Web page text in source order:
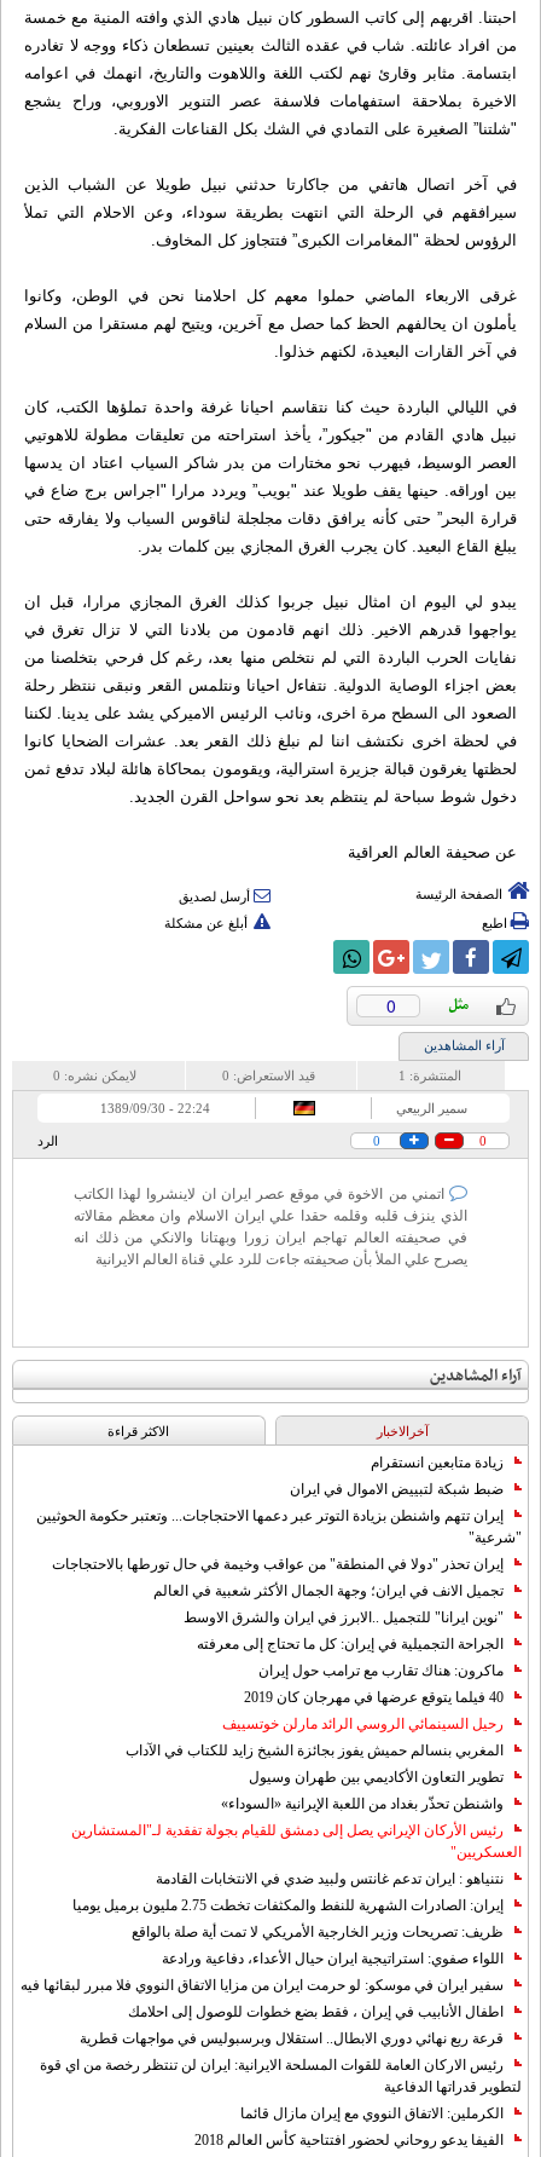
احبتنا. اقربهم إلى كاتب السطور كان نبيل هادي الذي وافته المنية مع خمسة
من افراد عائلته. شاب في عقده الثالث بعينين تسطعان ذكاء ووجه لا تغادره
ابتسامة. مثابر وقارئ نهم لكتب اللغة واللاهوت والتاريخ، انهمك في اعوامه
الاخيرة بملاحقة استفهامات فلاسفة عصر التنوير الاوروبي، وراح يشجع
"شلتنا” الصغيرة على التمادي في الشك بكل القناعات الفكرية.
في آخر اتصال هاتفي من جاكارتا حدثني نبيل طويلا عن الشباب الذين
سيرافقهم في الرحلة التي انتهت بطريقة سوداء، وعن الاحلام التي تملأ
الرؤوس لحظة "المغامرات الكبرى” فتتجاوز كل المخاوف.
غرقى الاربعاء الماضي حملوا معهم كل احلامنا نحن في الوطن، وكانوا
يأملون ان يحالفهم الحظ كما حصل مع آخرين، ويتيح لهم مستقرا من السلام
في آخر القارات البعيدة، لكنهم خذلوا.
في الليالي الباردة حيث كنا نتقاسم احيانا غرفة واحدة تملؤها الكتب، كان
نبيل هادي القادم من "جيكور”، يأخذ استراحته من تعليقات مطولة للاهوتيي
العصر الوسيط، فيهرب نحو مختارات من بدر شاكر السياب اعتاد ان يدسها
بين اوراقه. حينها يقف طويلا عند "بويب” ويردد مرارا "اجراس برج ضاع في
قرارة البحر” حتى كأنه يرافق دقات مجلجلة لناقوس السياب ولا يفارقه حتى
يبلغ القاع البعيد. كان يجرب الغرق المجازي بين كلمات بدر.
يبدو لي اليوم ان امثال نبيل جربوا كذلك الغرق المجازي مرارا، قبل ان
يواجهوا قدرهم الاخير. ذلك انهم قادمون من بلادنا التي لا تزال تغرق في
نفايات الحرب الباردة التي لم نتخلص منها بعد، رغم كل فرحي بتخلصنا من
بعض اجزاء الوصاية الدولية. نتفاءل احيانا ونتلمس القعر ونبقى ننتظر رحلة
الصعود الى السطح مرة اخرى، ونائب الرئيس الاميركي يشد على يدينا. لكننا
في لحظة اخرى نكتشف اننا لم نبلغ ذلك القعر بعد. عشرات الضحايا كانوا
لحظتها يغرقون قبالة جزيرة استرالية، ويقومون بمحاكاة هائلة لبلاد تدفع ثمن
دخول شوط سباحة لم ينتظم بعد نحو سواحل القرن الجديد.
عن صحيفة العالم العراقية
الصفحة الرئيسة
أرسل لصديق
اطبع
أبلغ عن مشكلة
0
آراء المشاهدين
المنتشرة: 1 قيد الاستعراض: 0 لايمكن نشره: 0
سمير الربيعي 22:24 - 1389/09/30
0
0 الرد
اتمني من الاخوة في موقع عصر ايران ان لاينشروا لهذا الكاتب
الذي ينزف قلبه وقلمه حقدا علي ايران الاسلام وان معظم مقالاته
في صحيفته العالم تهاجم ايران زورا وبهتانا والانكي من ذلك انه
يصرح علي الملأ بأن صحيفته جاءت للرد علي قناة العالم الايرانية
آراء المشاهدين
آخرالاخبار الاکثر قراءة
زيادة متابعين انستقرام
ضبط شبكة لتبييض الاموال في ايران
إيران تتهم واشنطن بزيادة التوتر عبر دعمها الاحتجاجات... وتعتبر حكومة الحوثيين
"شرعية"
إيران تحذر "دولا في المنطقة" من عواقب وخيمة في حال تورطها بالاحتجاجات
تجميل الانف في ايران؛ وجهة الجمال الأكثر شعبية في العالم
"نوين ايرانا" للتجميل ..الابرز في ايران والشرق الاوسط
الجراحة التجميلية في إيران: كل ما تحتاج إلى معرفته
ماكرون: هناك تقارب مع ترامب حول إيران
40 فيلما يتوقع عرضها في مهرجان كان 2019
رحيل السينمائي الروسي الرائد مارلن خوتسييف
المغربي بنسالم حميش يفوز بجائزة الشيخ زايد للكتاب في الآداب
تطوير التعاون الأكاديمي بين طهران وسيول
واشنطن تحذّر بغداد من اللعبة الإيرانية «السوداء»
رئيس الأركان الإيراني يصل إلى دمشق للقيام بجولة تفقدية لـ"المستشارين
العسكريين"
نتنياهو : ايران تدعم غانتس ولبيد ضدي في الانتخابات القادمة
إيران: الصادرات الشهریة للنفط والمكثفات تخطت 2.75 مليون برميل يوميا
ظريف: تصريحات وزير الخارجية الأمريكي لا تمت أية صلة بالواقع
اللواء صفوي: استراتيجية ايران حيال الأعداء، دفاعية ورادعة
سفير ايران في موسكو: لو حرمت ايران من مزايا الاتفاق النووي فلا مبرر لبقائها فيه
اطفال الأنابيب في إيران ، فقط بضع خطوات للوصول إلى احلامك
قرعة ربع نهائي دوري الابطال.. استقلال وبرسبوليس في مواجهات قطرية
رئيس الاركان العامة للقوات المسلحة الايرانية: ايران لن تنتظر رخصة من اي قوة
لتطوير قدراتها الدفاعية
الكرملين: الاتفاق النووي مع إيران مازال قائما
الفيفا يدعو روحاني لحضور افتتاحية كأس العالم 2018